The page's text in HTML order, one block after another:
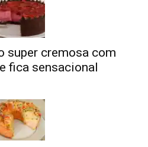
super cremosa com
fica sensacional